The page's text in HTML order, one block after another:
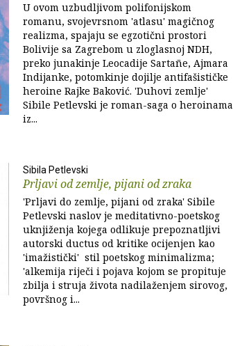
U ovom uzbudljivom polifonijskom
romanu, svojevrsnom 'atlasu' magičnog
realizma, spajaju se egzotični prostori
Bolivije sa Zagrebom u zloglasnoj NDH,
preko junakinje Leocadije Sartañe, Ajmara
Indijanke, potomkinje dojilje antifašističke
heroine Rajke Baković. 'Duhovi zemlje'
Sibile Petlevski je roman-saga o heroinama
iz...
Sibila Petlevski
Prljavi od zemlje, pijani od zraka
'Prljavi do zemlje, pijani od zraka' Sibile
Petlevski naslov je meditativno-poetskog
uknjiženja kojega odlikuje prepoznatljivi
autorski ductus od kritike ocijenjen kao
'imažistički' stil poetskog minimalizma;
'alkemija riječi i pojava kojom se propituje
zbilja i struja života nadilaženjem sirovog,
površnog i...